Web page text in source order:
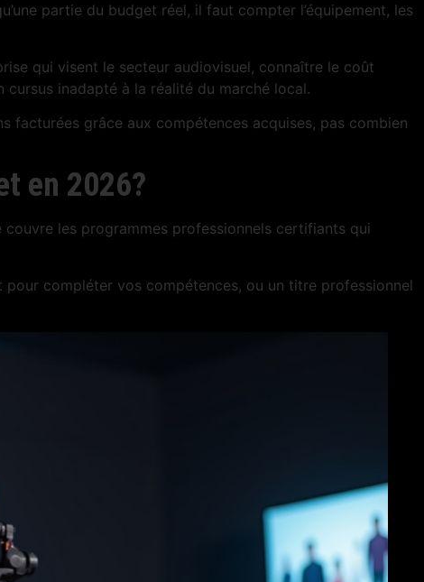
partie du budget réel, il faut compter l’équipement, les
qui visent le secteur audiovisuel, connaître le coût
inadapté à la réalité du marché local.
facturées grâce aux compétences acquises, pas combien
en 2026?
les programmes professionnels certifiants qui
compléter vos compétences, ou un titre professionnel